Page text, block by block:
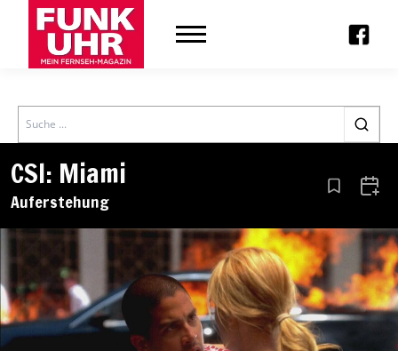
Search
CSI: Miami
Auferstehung Aus den